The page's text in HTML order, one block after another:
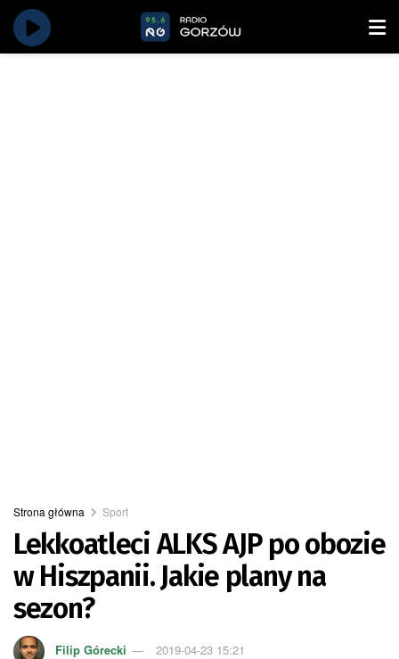
Strona główna Sport
Lekkoatleci ALKS AJP po obozie
w Hiszpanii. Jakie plany na
sezon?
Filip Górecki 2019-04-23 15:21